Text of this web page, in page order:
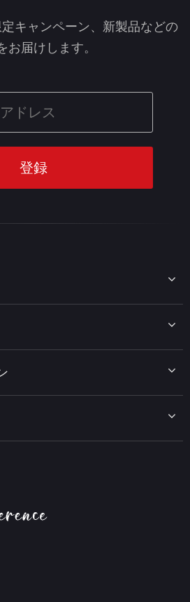
キャンペーン、新製品などの
お届けします。